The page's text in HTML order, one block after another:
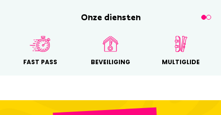
Onze diensten
FAST PASS BEVEILIGING MULTIGLIDE